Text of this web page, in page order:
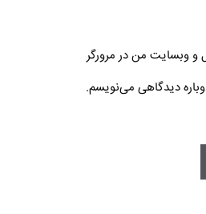
و وبسایت من در مرورگر
دیدگاهی می‌نویسم.